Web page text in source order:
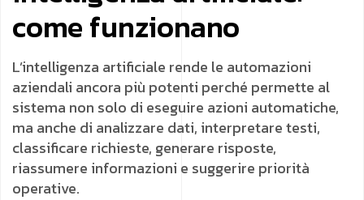
come funzionano
L’intelligenza artificiale rende le automazioni
aziendali ancora più potenti perché permette al
sistema non solo di eseguire azioni automatiche,
ma anche di analizzare dati, interpretare testi,
classificare richieste, generare risposte,
riassumere informazioni e suggerire priorità
operative.